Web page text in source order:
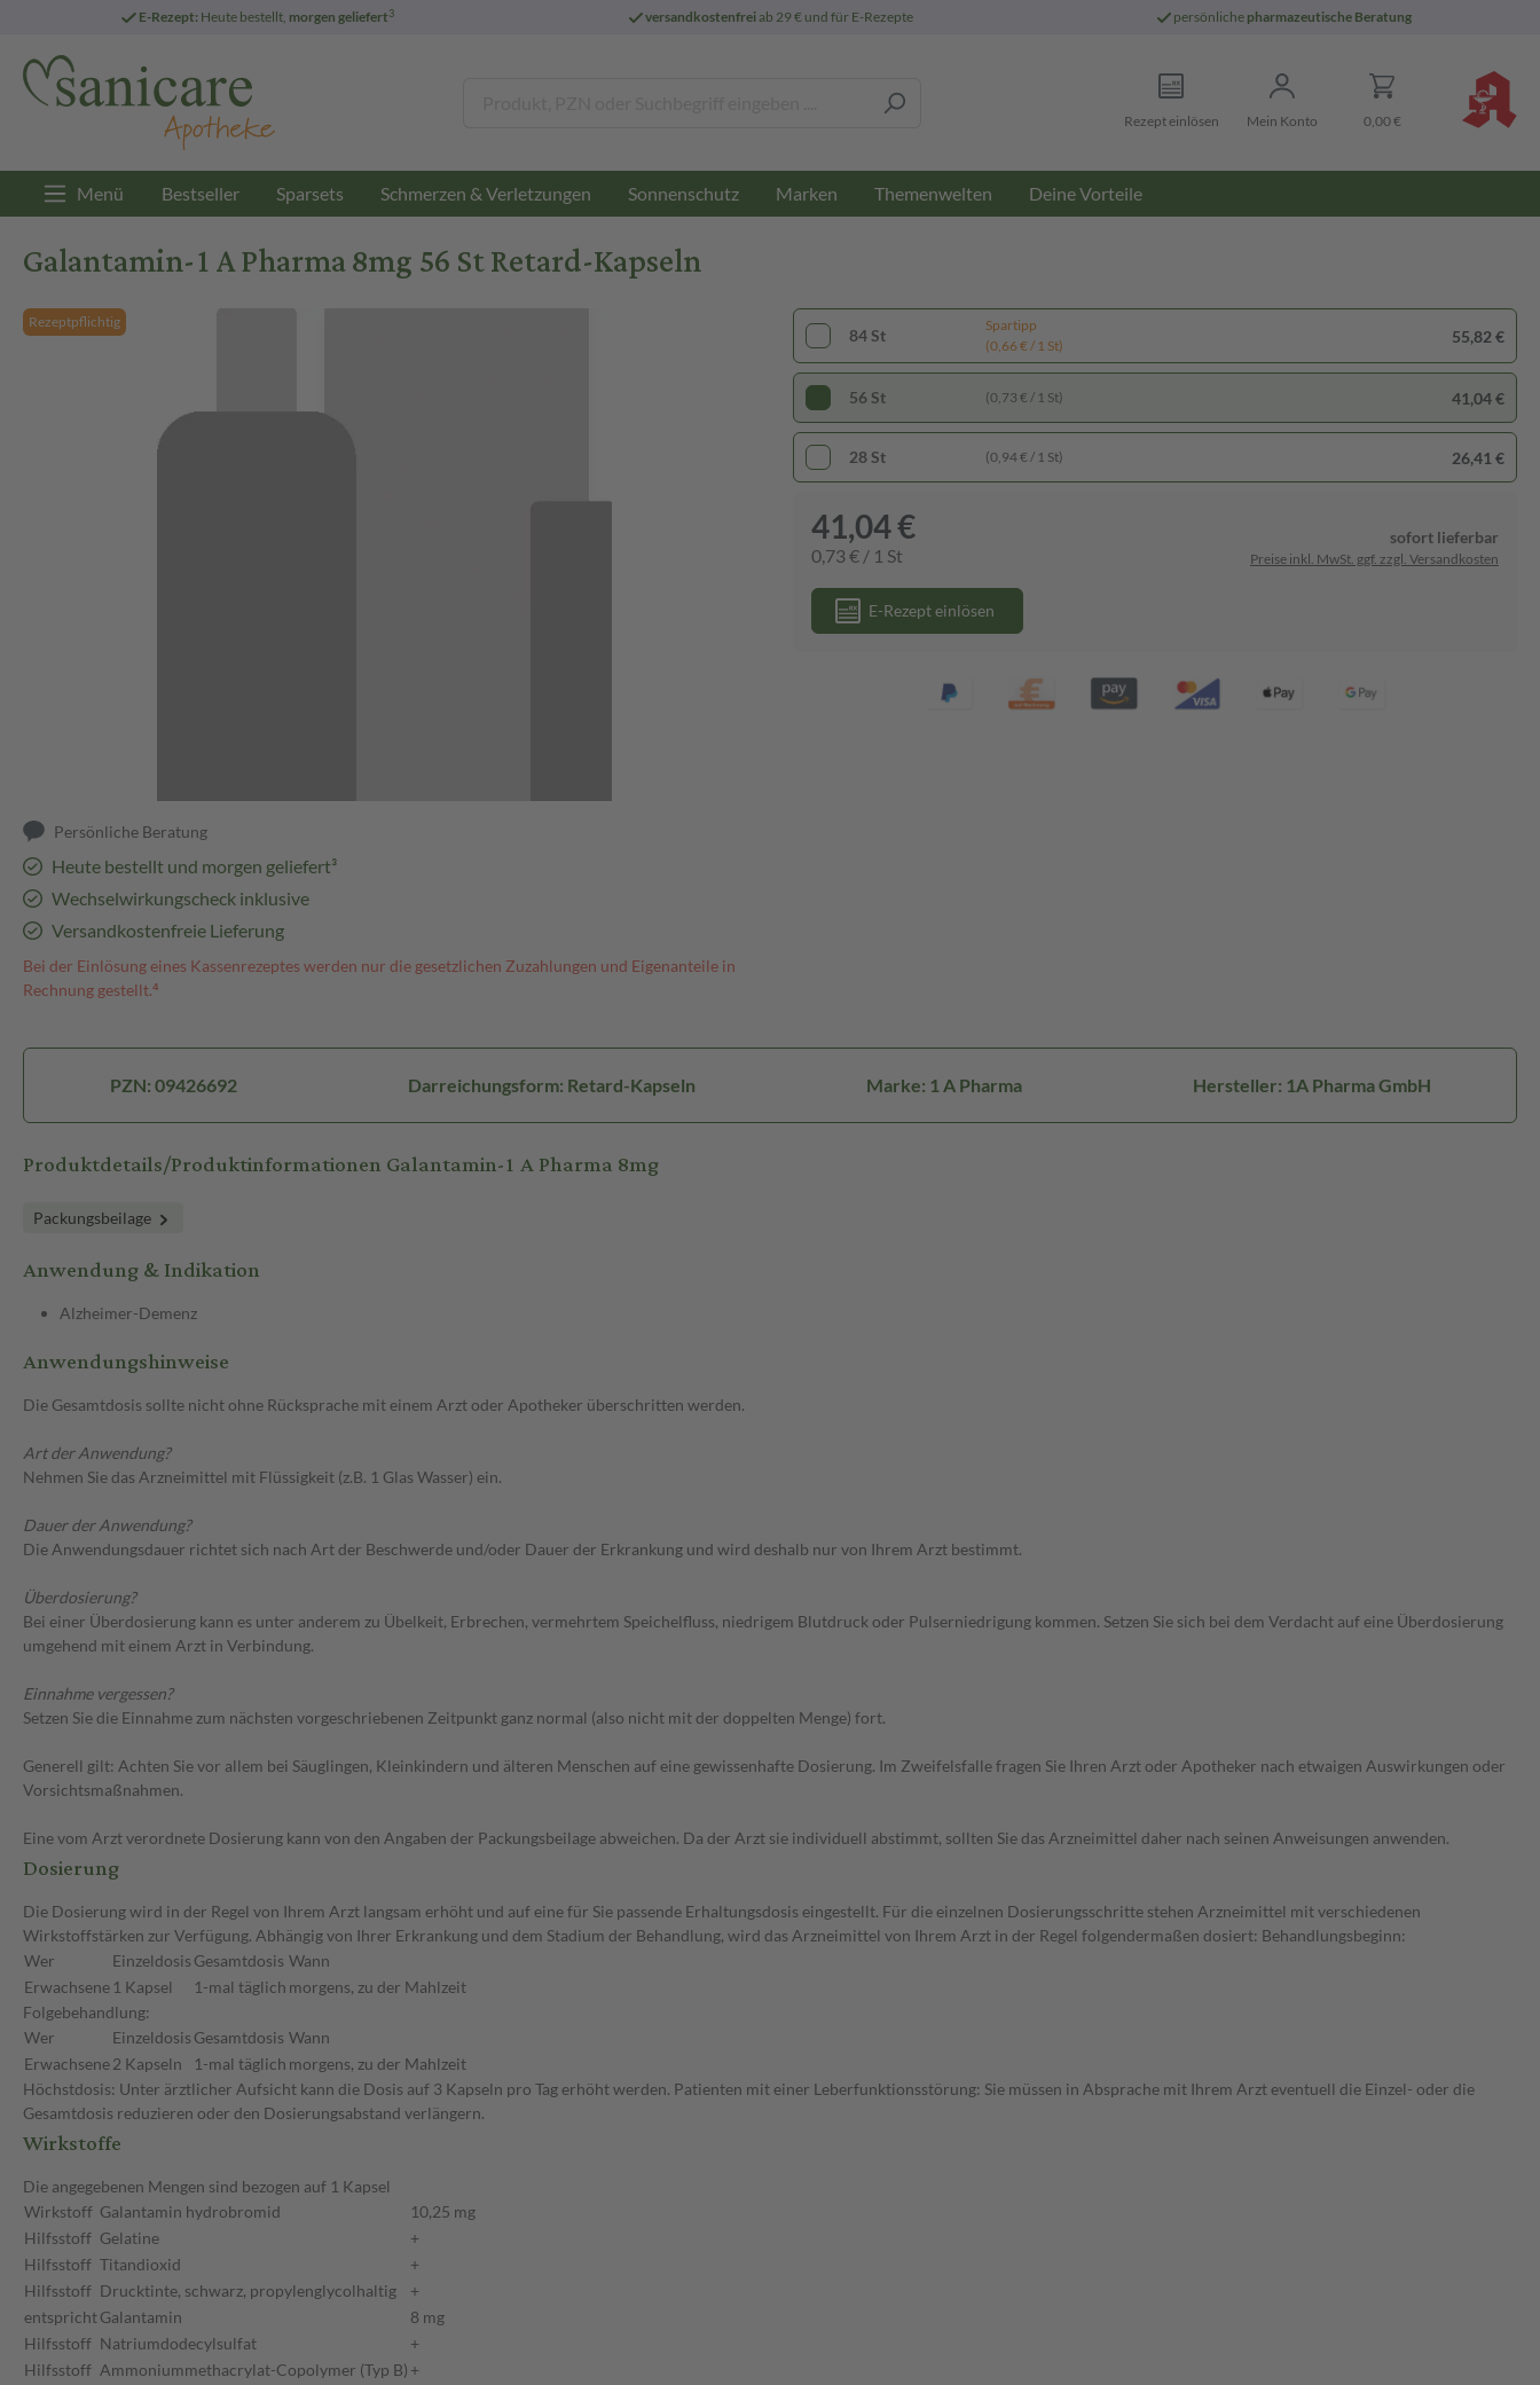
E-Rezept: Heute bestellt, morgen geliefert3 versandkostenfreiab 29 € und für E-Rezepte persönliche pharmazeutische Beratung
Rezept einlösen Mein Konto 0,00 €
Menü Bestseller Sparsets Schmerzen & Verletzungen Sonnenschutz Marken Themenwelten Deine Vorteile
Galantamin-1 A Pharma 8mg 56 St Retard-Kapseln
Rezeptpflichtig
Persönliche Beratung
Heute bestellt und morgen geliefert³
Wechselwirkungscheck inklusive
Versandkostenfreie Lieferung
Bei der Einlösung eines Kassenrezeptes werden nur die gesetzlichen Zuzahlungen und Eigenanteile in
Rechnung gestellt.⁴
84 St
Spartipp
(0,66 € / 1 St)
55,82 €
56 St (0,73 € / 1 St) 41,04 €
28 St (0,94 € / 1 St) 26,41 €
41,04 €
0,73 € / 1 St
sofort lieferbar
Preise inkl. MwSt. ggf. zzgl. Versandkosten
E-Rezept einlösen
PZN: 09426692 Darreichungsform: Retard-Kapseln Marke: 1 A Pharma Hersteller: 1A Pharma GmbH
Produktdetails/Produktinformationen Galantamin-1 A Pharma 8mg
Packungsbeilage
Anwendung & Indikation
Alzheimer-Demenz
Anwendungshinweise
Die Gesamtdosis sollte nicht ohne Rücksprache mit einem Arzt oder Apotheker überschritten werden.
Art der Anwendung?
Nehmen Sie das Arzneimittel mit Flüssigkeit (z.B. 1 Glas Wasser) ein.
Dauer der Anwendung?
Die Anwendungsdauer richtet sich nach Art der Beschwerde und/oder Dauer der Erkrankung und wird deshalb nur von Ihrem Arzt bestimmt.
Überdosierung?
Bei einer Überdosierung kann es unter anderem zu Übelkeit, Erbrechen, vermehrtem Speichelfluss, niedrigem Blutdruck oder Pulserniedrigung kommen. Setzen Sie sich bei dem Verdacht auf eine Überdosierung
umgehend mit einem Arzt in Verbindung.
Einnahme vergessen?
Setzen Sie die Einnahme zum nächsten vorgeschriebenen Zeitpunkt ganz normal (also nicht mit der doppelten Menge) fort.
Generell gilt: Achten Sie vor allem bei Säuglingen, Kleinkindern und älteren Menschen auf eine gewissenhafte Dosierung. Im Zweifelsfalle fragen Sie Ihren Arzt oder Apotheker nach etwaigen Auswirkungen oder
Vorsichtsmaßnahmen.
Eine vom Arzt verordnete Dosierung kann von den Angaben der Packungsbeilage abweichen. Da der Arzt sie individuell abstimmt, sollten Sie das Arzneimittel daher nach seinen Anweisungen anwenden.
Dosierung
Die Dosierung wird in der Regel von Ihrem Arzt langsam erhöht und auf eine für Sie passende Erhaltungsdosis eingestellt. Für die einzelnen Dosierungsschritte stehen Arzneimittel mit verschiedenen
Wirkstoffstärken zur Verfügung. Abhängig von Ihrer Erkrankung und dem Stadium der Behandlung, wird das Arzneimittel von Ihrem Arzt in der Regel folgendermaßen dosiert: Behandlungsbeginn:
Wer
Einzeldosis Gesamtdosis Wann
Erwachsene 1 Kapsel 1-mal täglich morgens, zu der Mahlzeit
Folgebehandlung:
Wer
Einzeldosis Gesamtdosis Wann
Erwachsene2 Kapseln 1-mal täglich morgens, zu der Mahlzeit
Höchstdosis: Unter ärztlicher Aufsicht kann die Dosis auf 3 Kapseln pro Tag erhöht werden. Patienten mit einer Leberfunktionsstörung: Sie müssen in Absprache mit Ihrem Arzt eventuell die Einzel- oder die
Gesamtdosis reduzieren oder den Dosierungsabstand verlängern.
Wirkstoffe
Die angegebenen Mengen sind bezogen auf 1 Kapsel
Wirkstoff Galantamin hydrobromid
10,25 mg
Hilfsstoff Gelatine
+
Hilfsstoff Titandioxid
+
Hilfsstoff Drucktinte, schwarz, propylenglycolhaltig
+
entsprichtGalantamin
8 mg
Hilfsstoff Natriumdodecylsulfat
+
Hilfsstoff Ammoniummethacrylat-Copolymer (Typ B) +